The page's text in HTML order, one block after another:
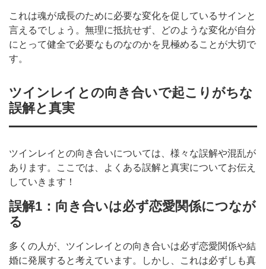
これは魂が成長のために必要な変化を促しているサインと
言えるでしょう。無理に抵抗せず、どのような変化が自分
にとって健全で必要なものなのかを見極めることが大切で
す。
ツインレイとの向き合いで起こりがちな
誤解と真実
ツインレイとの向き合いについては、様々な誤解や混乱が
あります。ここでは、よくある誤解と真実についてお伝え
していきます！
誤解1：向き合いは必ず恋愛関係につなが
る
多くの人が、ツインレイとの向き合いは必ず恋愛関係や結
婚に発展すると考えています。しかし、これは必ずしも真